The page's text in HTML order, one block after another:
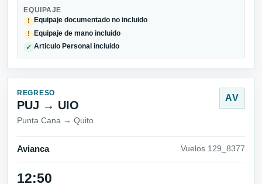
EQUIPAJE
!
Equipaje documentado no incluido
! Equipaje de mano incluido
✓ Articulo Personal incluido
REGRESO
PUJ → UIO
Punta Cana → Quito
AV
Avianca Vuelos 129_8377
12:50